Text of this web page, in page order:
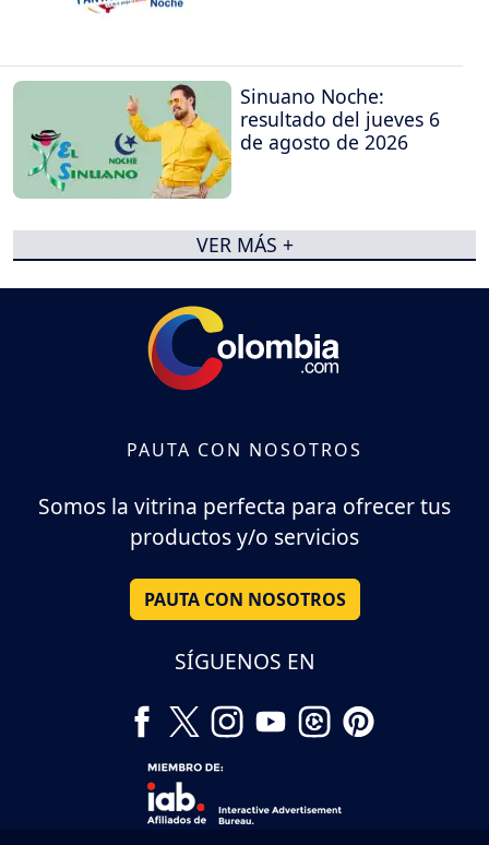
Sinuano Noche:
resultado del jueves 6
de agosto de 2026
VER MÁS +
PAUTA CON NOSOTROS
Somos la vitrina perfecta para ofrecer tus
productos y/o servicios
PAUTA CON NOSOTROS
SÍGUENOS EN